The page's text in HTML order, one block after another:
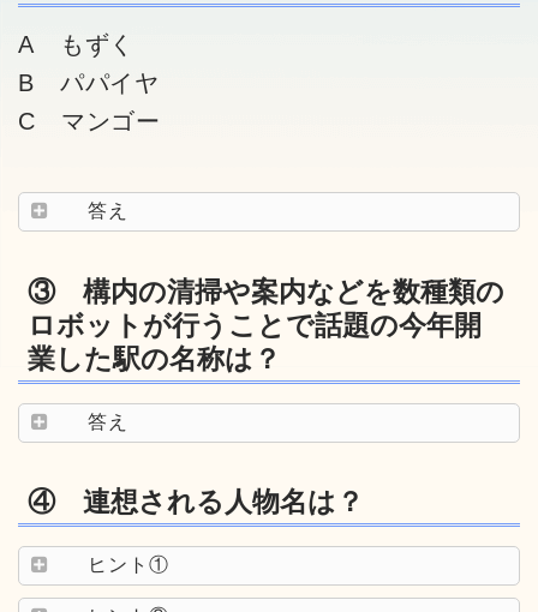
A もずく
B パパイヤ
C マンゴー
答え
③ 構内の清掃や案内などを数種類の
ロボットが行うことで話題の今年開
業した駅の名称は？
答え
④ 連想される人物名は？
ヒント①